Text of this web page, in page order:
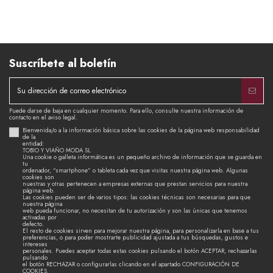
Suscríbete al boletín
Puede darse de baja en cualquier momento. Para ello, consulte nuestra información de
contacto en el aviso legal.
Bienvenida/o a la información básica sobre las cookies de la página web responsabilidad
de la
entidad:
TOBIO Y VIAÑO MODA SL
Una cookie o galleta informática es un pequeño archivo de información que se guarda en
tu
ordenador, “smartphone” o tableta cada vez que visitas nuestra página web. Algunas
cookies son
nuestras y otras pertenecen a empresas externas que prestan servicios para nuestra
página web.
Las cookies pueden ser de varios tipos: las cookies técnicas son necesarias para que
nuestra página
web pueda funcionar, no necesitan de tu autorización y son las únicas que tenemos
activadas por
defecto.
El resto de cookies sirven para mejorar nuestra página, para personalizarla en base a tus
preferencias, o para poder mostrarte publicidad ajustada a tus búsquedas, gustos e
intereses
personales. Puedes aceptar todas estas cookies pulsando el botón ACEPTAR, rechazarlas
pulsando
el botón RECHAZAR o configurarlas clicando en el apartado CONFIGURACIÓN DE
COOKIES.